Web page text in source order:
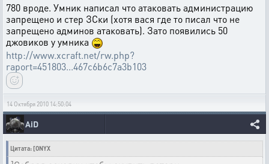
780 вроде. Умник написал что атаковать администрацию
запрещено и стер ЗСки (хотя вася где то писал что не
запрещено админов атаковать). Зато появились 50
джовиков у умника
http://www.xcraft.net/rw.php?
raport=451803...467c6b6c7a3b103
14 Октября 2010 14:50:04
AiD
Цитата: [ONYX